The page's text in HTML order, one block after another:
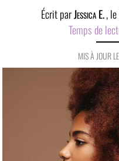
Écrit parJessica E., le
Temps de
MIS À JOUR